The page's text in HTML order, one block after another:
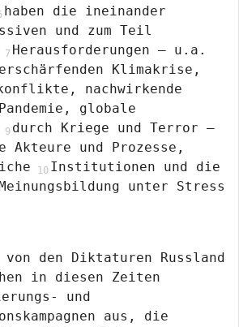
haben die ineinander
und zum Teil
Herausforderungen – u.a.
Klimakrise,
nachwirkende
globale
durch Kriege und Terror –
Akteure und Prozesse,
Institutionen und die
unter Stress
von den Diktaturen Russland
in diesen Zeiten
und
aus, die